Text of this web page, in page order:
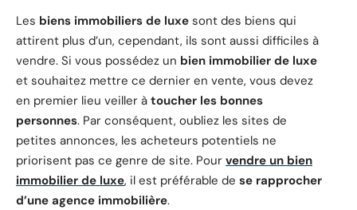
Les biens immobiliers de luxe sont des biens qui
attirent plus d’un, cependant, ils sont aussi difficiles à
vendre. Si vous possédez un bien immobilier de luxe
et souhaitez mettre ce dernier en vente, vous devez
en premier lieu veiller à toucher les bonnes
personnes. Par conséquent, oubliez les sites de
petites annonces, les acheteurs potentiels ne
priorisent pas ce genre de site. Pour vendre un bien
immobilier de luxe, il est préférable de se rapprocher
d’une agence immobilière.